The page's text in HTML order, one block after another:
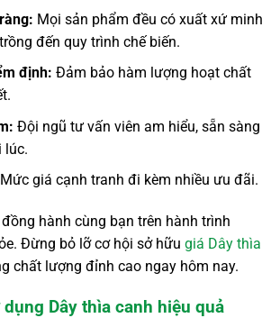
Mọi sản phẩm đều có xuất xứ minh
đến quy trình chế biến.
định: Đảm bảo hàm lượng hoạt chất
Đội ngũ tư vấn viên am hiểu, sẵn sàng
lúc.
Mức giá cạnh tranh đi kèm nhiều ưu đãi.
hành cùng bạn trên hành trình
Đừng bỏ lỡ cơ hội sở hữu giá Dây thìa
chất lượng đỉnh cao ngay hôm nay.
Dây thìa canh hiệu quả